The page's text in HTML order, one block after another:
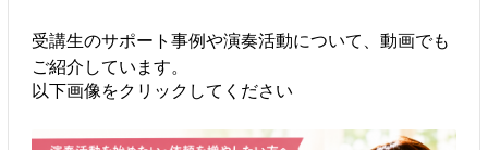
受講生のサポート事例や演奏活動について、動画でも
ご紹介しています。
以下画像をクリックしてください